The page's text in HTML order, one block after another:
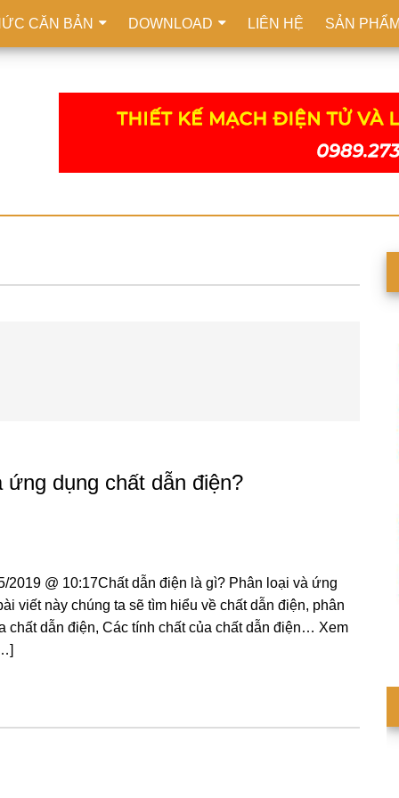
CĂN BẢN DOWNLOAD LIÊN HỆ SẢN
dụng chất dẫn điện?
@ 10:17Chất dẫn điện là gì? Phân loại và ứng
viết này chúng ta sẽ tìm hiểu về chất dẫn điện, phân
chất dẫn điện, Các tính chất của chất dẫn điện… Xem